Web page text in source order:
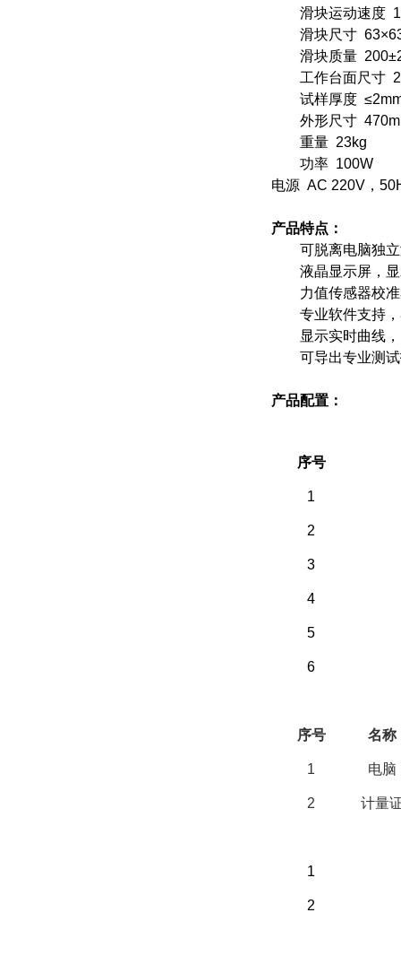
滑块运动速度
滑块尺寸
滑块质量
工作台面尺寸
试样厚度
外形尺寸
重量 23kg
功率 100W
电源 AC 220V，
产品特点：
可脱离电脑独立
液晶显示屏，显
力值传感器校准
专业软件支持，
显示实时曲线，
可导出专业测试
产品配置：
序号
1
2
3
4
5
6
序号 名称
1 电脑
2 计量
1
2